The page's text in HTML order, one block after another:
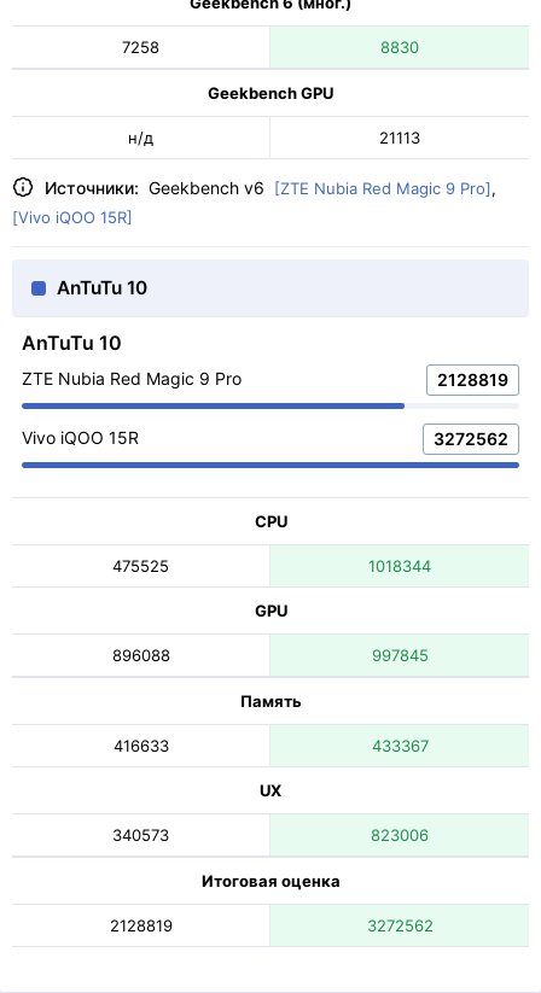
7258 8830
Geekbench GPU
н/д 21113
Источники: Geekbench v6 [ZTE Nubia Red Magic 9 Pro],
[Vivo iQOO 15R]
AnTuTu 10
AnTuTu 10
ZTE Nubia Red Magic 9 Pro 2128819
Vivo iQOO 15R 3272562
CPU
475525 1018344
GPU
896088 997845
Память
416633 433367
UX
340573 823006
Итоговая оценка
2128819 3272562